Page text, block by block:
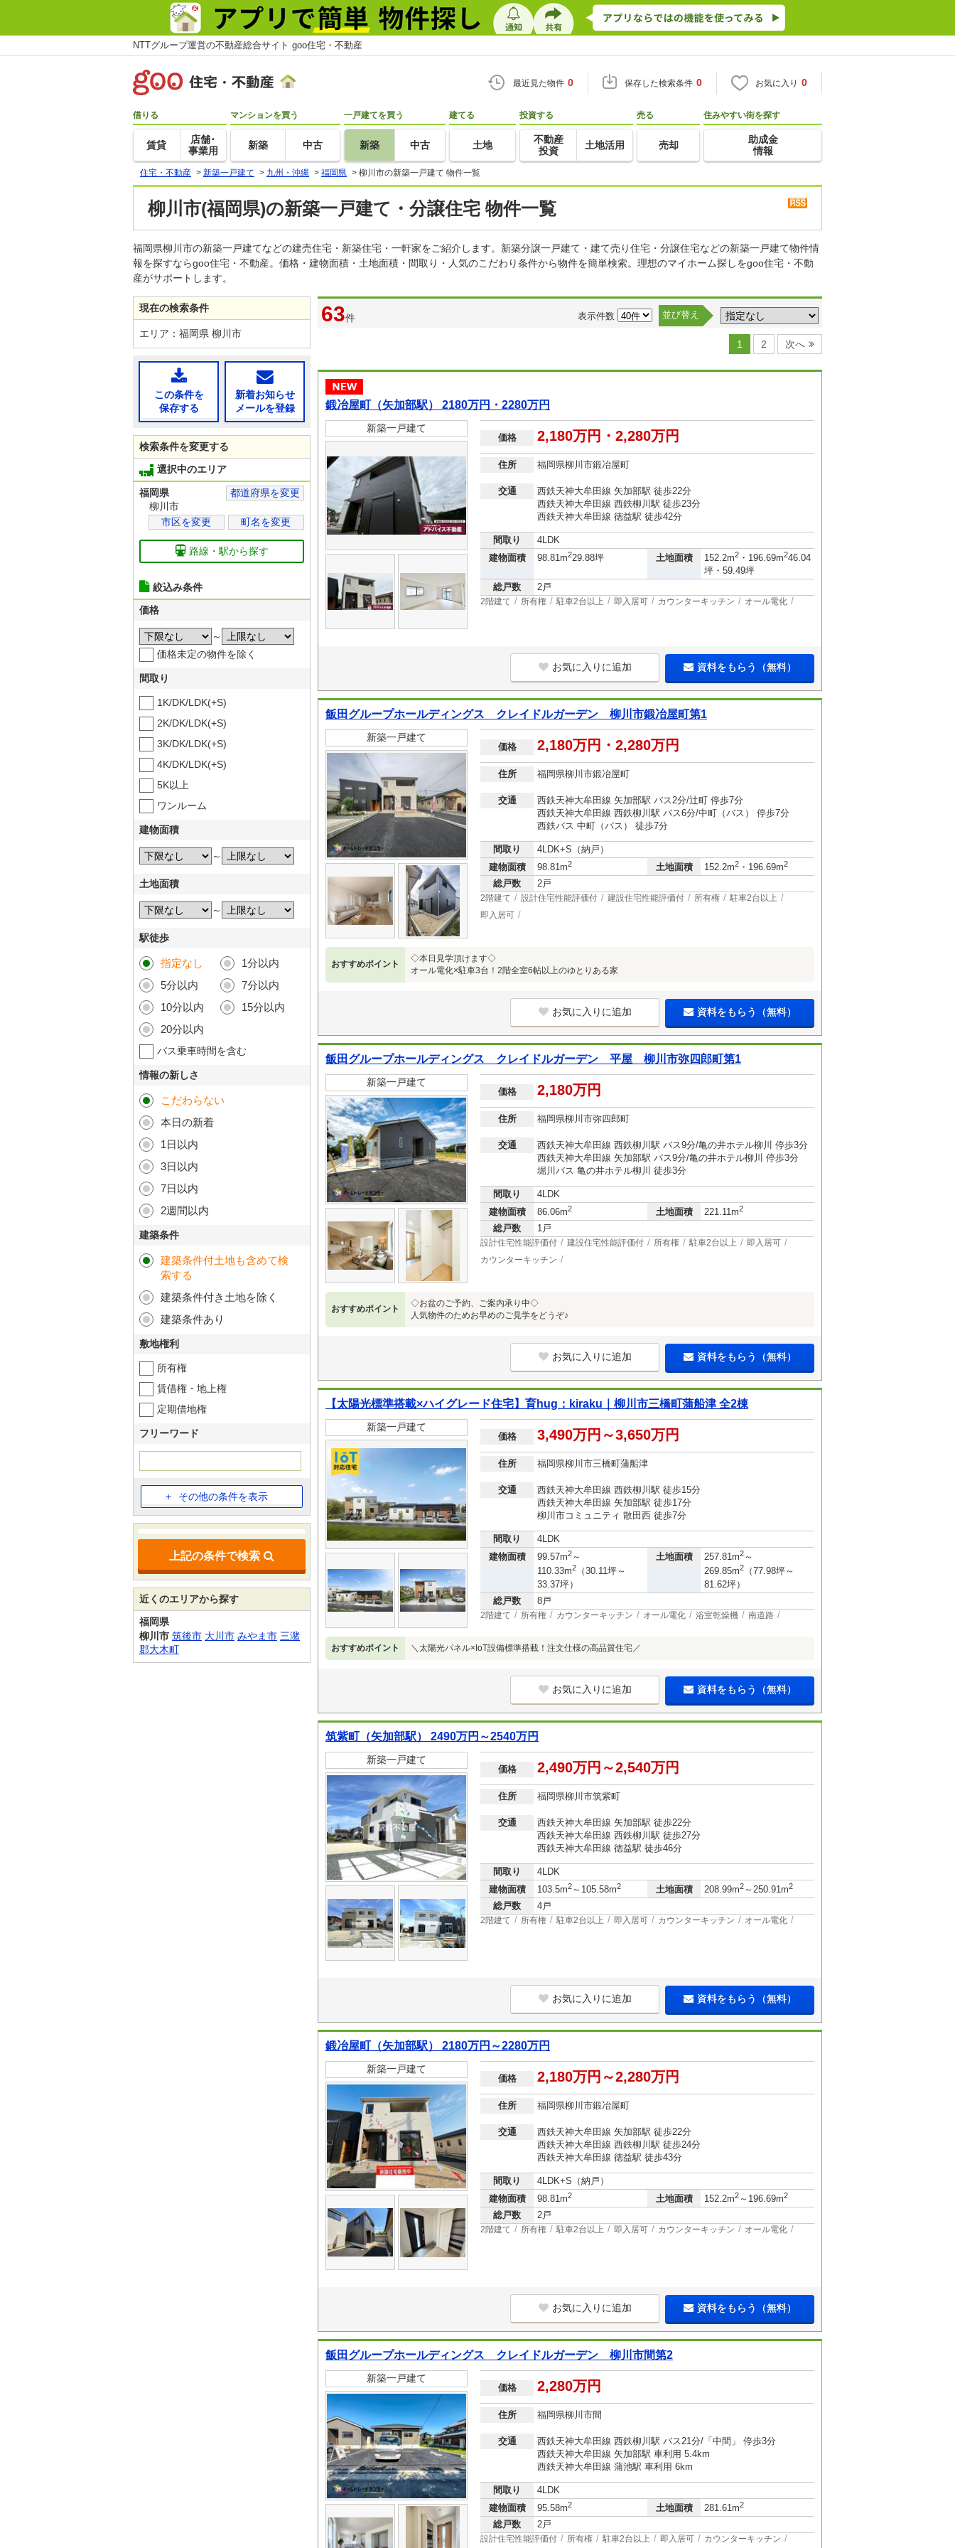
NTTグループ運営の不動産総合サイト goo住宅・不動産
最近見た物件 0 保存した検索条件 0 お気に入り 0
借りる
賃貸
店舗･
事業用
マンションを買う
新築 中古
一戸建てを買う
新築 中古
建てる
土地
投資する
不動産
投資
土地活用
売る
売却
住みやすい街を探す
助成金
情報
住宅・不動産 > 新築一戸建て > 九州・沖縄 > 福岡県 > 柳川市の新築一戸建て 物件一覧
柳川市(福岡県)の新築一戸建て・分譲住宅 物件一覧
福岡県柳川市の新築一戸建てなどの建売住宅・新築住宅・一軒家をご紹介します。新築分譲一戸建て・建て売り住宅・分譲住宅などの新築一戸建て物件情
報を探すならgoo住宅・不動産。価格・建物面積・土地面積・間取り・人気のこだわり条件から物件を簡単検索。理想のマイホーム探しをgoo住宅・不動
産がサポートします。
63件 表示件数 並び替え
1 2 次へ
鍛冶屋町（矢加部駅） 2180万円・2280万円
新築一戸建て
価格 2,180万円・2,280万円
住所 福岡県柳川市鍛冶屋町
交通
西鉄天神大牟田線 矢加部駅 徒歩22分
西鉄天神大牟田線 西鉄柳川駅 徒歩23分
西鉄天神大牟田線 徳益駅 徒歩42分
間取り
4LDK
建物面積
98.81m229.88坪 土地面積 152.2m2 ・196.69m246.04
坪・59.49坪
総戸数
2戸
2階建て 所有権 駐車2台以上 即入居可 カウンターキッチン オール電化
お気に入りに追加 資料をもらう（無料）
飯田グループホールディングス クレイドルガーデン 柳川市鍛冶屋町第1
新築一戸建て
価格 2,180万円・2,280万円
住所 福岡県柳川市鍛冶屋町
交通
西鉄天神大牟田線 矢加部駅 バス2分/辻町 停歩7分
西鉄天神大牟田線 西鉄柳川駅 バス6分/中町（バス） 停歩7分
西鉄バス 中町（バス） 徒歩7分
間取り
4LDK+S（納戸）
建物面積
98.81m2 土地面積 152.2m2 ・196.69m2
総戸数 2戸
2階建て 設計住宅性能評価付 建設住宅性能評価付 所有権
駐車2台以上
即入居可
おすすめポイント
◇本日見学頂けます◇
オール電化×駐車3台！2階全室6帖以上のゆとりある家
お気に入りに追加 資料をもらう（無料）
飯田グループホールディングス クレイドルガーデン 平屋 柳川市弥四郎町第1
新築一戸建て
価格 2,180万円
住所 福岡県柳川市弥四郎町
交通
西鉄天神大牟田線 西鉄柳川駅 バス9分/亀の井ホテル柳川 停歩3分
西鉄天神大牟田線 矢加部駅 バス9分/亀の井ホテル柳川 停歩3分
堀川バス 亀の井ホテル柳川 徒歩3分
間取り
4LDK
建物面積
86.06m2 土地面積 221.11m2
総戸数 1戸
設計住宅性能評価付 建設住宅性能評価付 所有権 駐車2台以上
即入居可
カウンターキッチン
おすすめポイント
◇お盆のご予約、ご案内承り中◇
人気物件のためお早めのご見学をどうぞ♪
お気に入りに追加 資料をもらう（無料）
【太陽光標準搭載×ハイグレード住宅】育hug：kiraku｜柳川市三橋町蒲船津 全2棟
新築一戸建て
価格 3,490万円～3,650万円
住所 福岡県柳川市三橋町蒲船津
交通
西鉄天神大牟田線 西鉄柳川駅 徒歩15分
西鉄天神大牟田線 矢加部駅 徒歩17分
柳川市コミュニティ 散田西 徒歩7分
間取り
4LDK
建物面積
99.57m2～
110.33m2
（30.11坪～
33.37坪）
土地面積 257.81m2～
269.85m2
（77.98坪～
81.62坪）
総戸数
8戸
2階建て 所有権 カウンターキッチン オール電化 浴室乾燥機 南道路
おすすめポイント ＼太陽光パネル×IoT設備標準搭載！注文仕様の高品質住宅／
お気に入りに追加 資料をもらう（無料）
筑紫町（矢加部駅） 2490万円～2540万円
新築一戸建て
価格 2,490万円～2,540万円
住所 福岡県柳川市筑紫町
交通
西鉄天神大牟田線 矢加部駅 徒歩22分
西鉄天神大牟田線 西鉄柳川駅 徒歩27分
西鉄天神大牟田線 徳益駅 徒歩46分
間取り
4LDK
建物面積
103.5m2～105.58m2 土地面積 208.99m2～250.91m2
総戸数 4戸
2階建て 所有権 駐車2台以上 即入居可 カウンターキッチン オール電化
お気に入りに追加 資料をもらう（無料）
鍛冶屋町（矢加部駅） 2180万円～2280万円
新築一戸建て
価格 2,180万円～2,280万円
住所 福岡県柳川市鍛冶屋町
交通
西鉄天神大牟田線 矢加部駅 徒歩22分
西鉄天神大牟田線 西鉄柳川駅 徒歩24分
西鉄天神大牟田線 徳益駅 徒歩43分
間取り
4LDK+S（納戸）
建物面積
98.81m2 土地面積 152.2m2～196.69m2
総戸数 2戸
2階建て 所有権 駐車2台以上 即入居可 カウンターキッチン オール電化
お気に入りに追加 資料をもらう（無料）
飯田グループホールディングス クレイドルガーデン 柳川市間第2
新築一戸建て
価格 2,280万円
住所 福岡県柳川市間
交通
西鉄天神大牟田線 西鉄柳川駅 バス21分/「中間」 停歩3分
西鉄天神大牟田線 矢加部駅 車利用 5.4km
西鉄天神大牟田線 蒲池駅 車利用 6km
間取り
4LDK
建物面積
95.58m2 土地面積 281.61m2
総戸数 2戸
設計住宅性能評価付 所有権 駐車2台以上 即入居可 カウンターキッチン
現在の検索条件
エリア：福岡県 柳川市
この条件を
保存する
新着お知らせ
メールを登録
検索条件を変更する
選択中のエリア
福岡県
都道府県を変更
柳川市
市区を変更
町名を変更
路線・駅から探す
絞込み条件
価格
～
価格未定の物件を除く
間取り
1K/DK/LDK(+S)
2K/DK/LDK(+S)
3K/DK/LDK(+S)
4K/DK/LDK(+S)
5K以上
ワンルーム
建物面積
～
土地面積
～
駅徒歩
指定なし
1分以内
5分以内
7分以内
10分以内
15分以内
20分以内
バス乗車時間を含む
情報の新しさ
こだわらない
本日の新着
1日以内
3日以内
7日以内
2週間以内
建築条件
建築条件付土地も含めて検
索する
建築条件付き土地を除く
建築条件あり
敷地権利
所有権
賃借権・地上権
定期借地権
フリーワード
その他の条件を表示
上記の条件で検索
近くのエリアから探す
福岡県
柳川市 筑後市 大川市 みやま市 三潴
郡大木町